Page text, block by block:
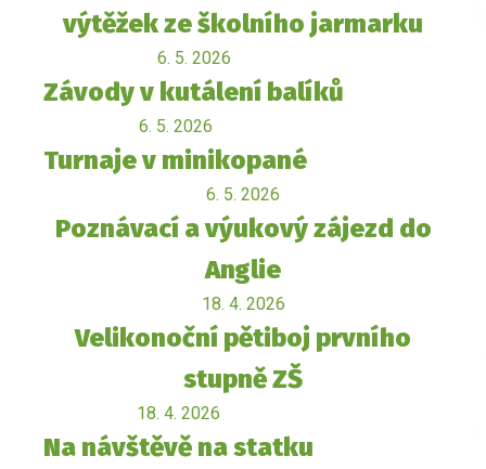
výtěžek ze školního jarmarku
6. 5. 2026
Závody v kutálení balíků
6. 5. 2026
Turnaje v minikopané
6. 5. 2026
Poznávací a výukový zájezd do
Anglie
18. 4. 2026
Velikonoční pětiboj prvního
stupně ZŠ
18. 4. 2026
Na návštěvě na statku